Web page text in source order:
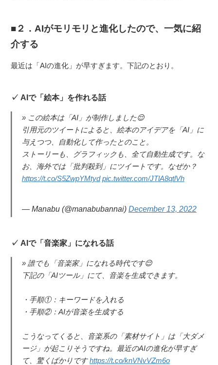
２．AIがモリモリと進化したので、一気に紹
介する
最近は「AIの進化」が早すぎます。下記のとおり。
AIで「絵本」を作れる話
この絵本は「AI」が制作しました😌
引用元のツイートによると、絵本のアイデアを「AI」に
与えつつ、自動化して作ったとのこと。
ストーリーも、グラフィックも、全て自動生成です。な
お、海外では「批判殺到」にツイートです。なぜか？
https://t.co/S5ZwpYMtyd pic.twitter.com/JTlA8qtlVh
— Manabu (@manabubannai) December 13, 2022
AIで「音楽家」になれる話
誰でも「音楽家」になれる時代です😌
下記の「AIツール」にて、音楽を生成できます。
・手順①：キーワードを入れる
・手順②：AIが音楽を生成する
こうなってくると、音楽系の「素材サイト」は「大ダメ
ージ」が起こりそうですね。最近のAIの進化が早すぎ
て、驚くばかりですhttps://t.co/knVNvVZm6o